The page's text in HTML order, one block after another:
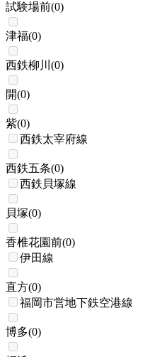
試験場前(0)
津福(0)
西鉄柳川 (0)
開(0)
紫(0)
西鉄太宰府線
西鉄五条(0)
西鉄貝塚線
貝塚(0)
香椎花園前(0)
伊田線
直方(0)
福岡市営地下鉄空港線
博多(0)